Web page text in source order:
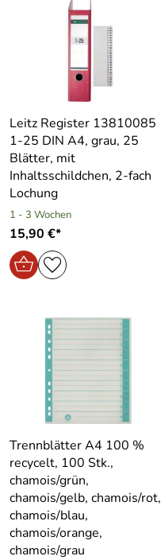
Leitz Register 13810085
1-25 DIN A4, grau, 25
Blätter, mit
Inhaltsschildchen, 2-fach
Lochung
1 - 3 Wochen
15,90 €*
Trennblätter A4 100 %
recycelt, 100 Stk.,
chamois/grün,
chamois/gelb, chamois/rot,
chamois/blau,
chamois/orange,
chamois/grau